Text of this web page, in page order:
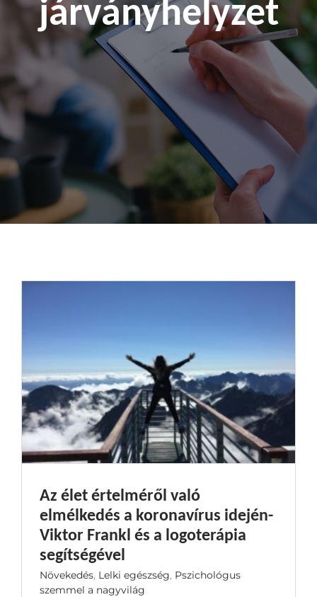
Kapcsolat
járványhelyzet
Az élet értelméről való
elmélkedés a koronavírus idején-
Viktor Frankl és a logoterápia
segítségével
Növekedés, Lelki egészség, Pszichológus
szemmel a nagyvilág